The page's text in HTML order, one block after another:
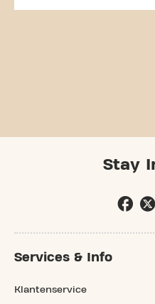
Stay
Services & Info
Klantenservice